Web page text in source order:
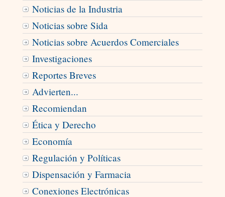
Noticias de la Industria
Noticias sobre Sida
Noticias sobre Acuerdos Comerciales
Investigaciones
Reportes Breves
Advierten...
Recomiendan
Ética y Derecho
Economía
Regulación y Políticas
Dispensación y Farmacia
Conexiones Electrónicas